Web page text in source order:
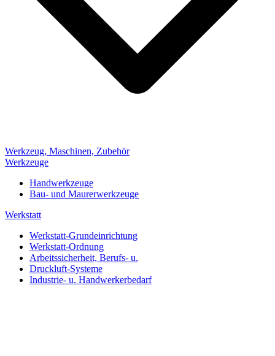
Werkzeug, Maschinen, Zubehör
Werkzeuge
Handwerkzeuge
Bau- und Maurerwerkzeuge
Werkstatt
Werkstatt-Grundeinrichtung
Werkstatt-Ordnung
Arbeitssicherheit, Berufs- u.
Druckluft-Systeme
Industrie- u. Handwerkerbedarf